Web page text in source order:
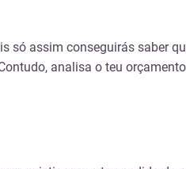
assim conseguirás saber
analisa o teu